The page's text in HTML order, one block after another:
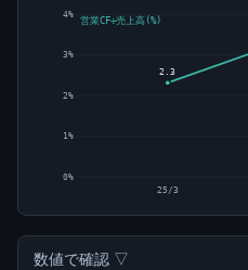
0%
1%
2%
3%
4%
2.3
25/3
営業CF÷売上高(%)
数値で確認 ▽